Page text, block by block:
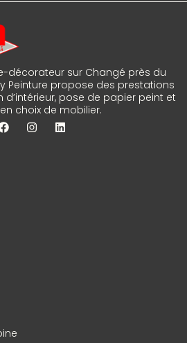
décorateur sur Changé près du
Peinture propose des prestations
pose de papier peint et
choix de mobilier.